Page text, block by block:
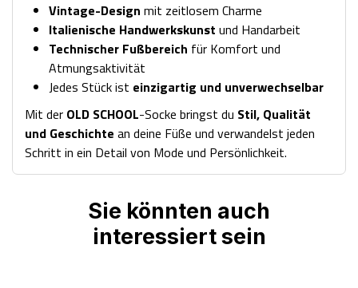
Vintage-Design mit zeitlosem Charme
Italienische Handwerkskunst und Handarbeit
Technischer Fußbereich für Komfort und
Atmungsaktivität
Jedes Stück ist einzigartig und unverwechselbar
Mit der OLD SCHOOL-Socke bringst du Stil, Qualität
und Geschichte an deine Füße und verwandelst jeden
Schritt in ein Detail von Mode und Persönlichkeit.
Sie könnten auch
interessiert sein